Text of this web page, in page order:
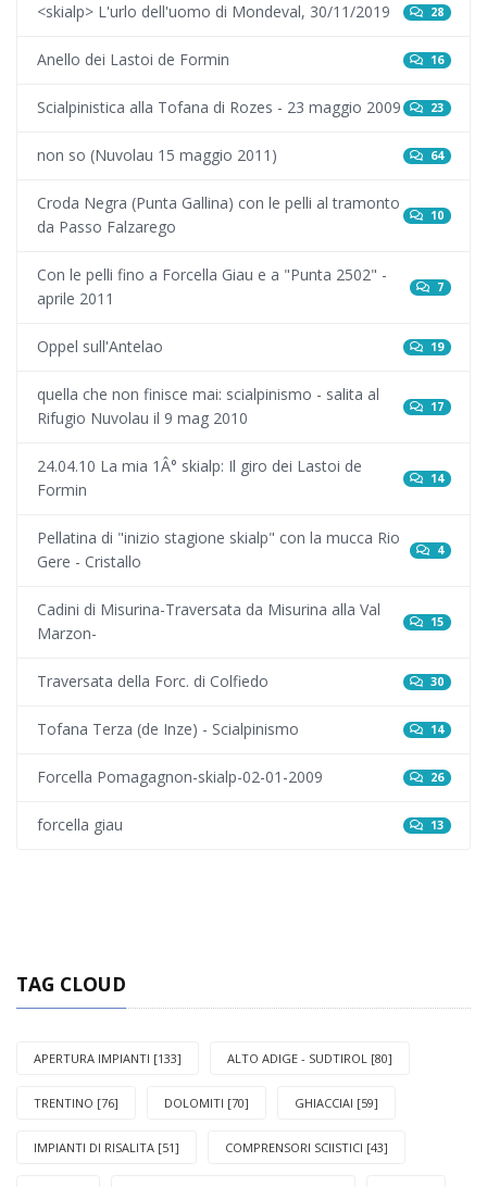
<skialp> L'urlo dell'uomo di Mondeval, 30/11/2019 28
Anello dei Lastoi de Formin 16
Scialpinistica alla Tofana di Rozes - 23 maggio 2009 23
non so (Nuvolau 15 maggio 2011) 64
Croda Negra (Punta Gallina) con le pelli al tramonto
da Passo Falzarego
10
Con le pelli fino a Forcella Giau e a "Punta 2502" -
aprile 2011
7
Oppel sull'Antelao 19
quella che non finisce mai: scialpinismo - salita al
Rifugio Nuvolau il 9 mag 2010
17
24.04.10 La mia 1Â° skialp: Il giro dei Lastoi de
Formin
14
Pellatina di "inizio stagione skialp" con la mucca Rio
Gere - Cristallo
4
Cadini di Misurina-Traversata da Misurina alla Val
Marzon-
15
Traversata della Forc. di Colfiedo 30
Tofana Terza (de Inze) - Scialpinismo 14
Forcella Pomagagnon-skialp-02-01-2009 26
forcella giau 13
TAG CLOUD
APERTURA IMPIANTI [133] ALTO ADIGE - SUDTIROL [80]
TRENTINO [76] DOLOMITI [70] GHIACCIAI [59]
IMPIANTI DI RISALITA [51] COMPRENSORI SCIISTICI [43]